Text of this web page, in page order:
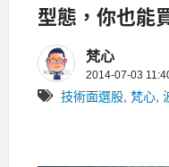
型態，你也能
梵心
2014-07-03
技術面選股 梵心